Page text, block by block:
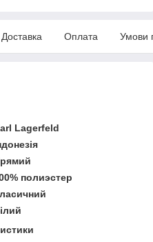
Доставка Оплата Умови
Lagerfeld
полиэстер